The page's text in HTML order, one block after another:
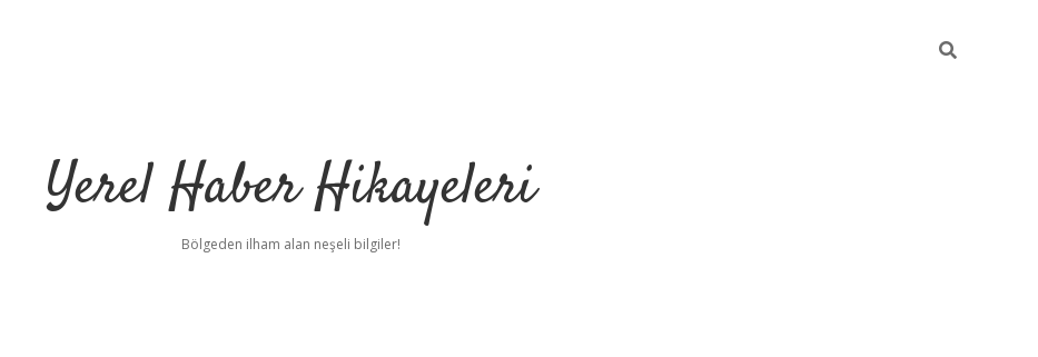
Yerel Haber Hikayeleri
Bölgeden ilham alan neşeli bilgiler!